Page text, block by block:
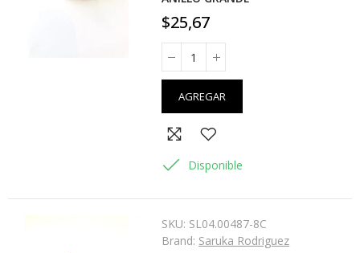
$25,67
AGREGAR
Disponible
SKU: SL04.00487-8C
Brand: Saruka Rodriguez